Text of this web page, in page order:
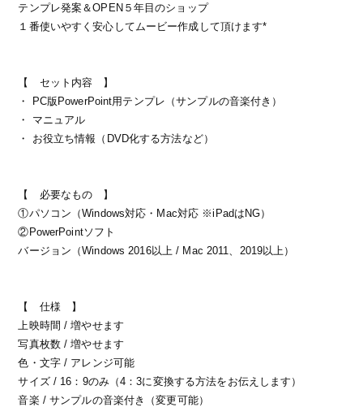
テンプレ発案＆OPEN５年目のショップ
１番使いやすく安心してムービー作成して頂けます*
【 セット内容 】
・ PC版PowerPoint用テンプレ（サンプルの音楽付き）
・ マニュアル
・ お役立ち情報（DVD化する方法など）
【 必要なもの 】
①パソコン（Windows対応・Mac対応 ※iPadはNG）
②PowerPointソフト
バージョン（Windows 2016以上 / Mac 2011、2019以上）
【 仕様 】
上映時間 / 増やせます
写真枚数 / 増やせます
色・文字 / アレンジ可能
サイズ / 16：9のみ（4：3に変換する方法をお伝えします）
音楽 / サンプルの音楽付き（変更可能）